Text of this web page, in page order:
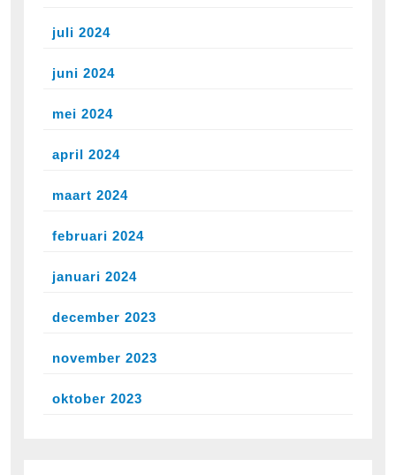
juli 2024
juni 2024
mei 2024
april 2024
maart 2024
februari 2024
januari 2024
december 2023
november 2023
oktober 2023